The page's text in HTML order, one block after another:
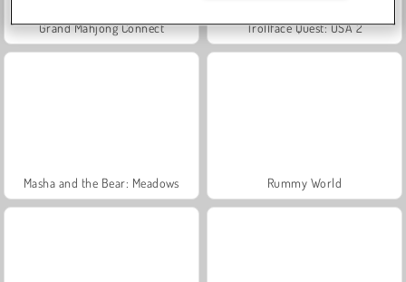
Grand Mahjong Connect Trollface Quest: USA 2
Masha and the Bear: Meadows Rummy World